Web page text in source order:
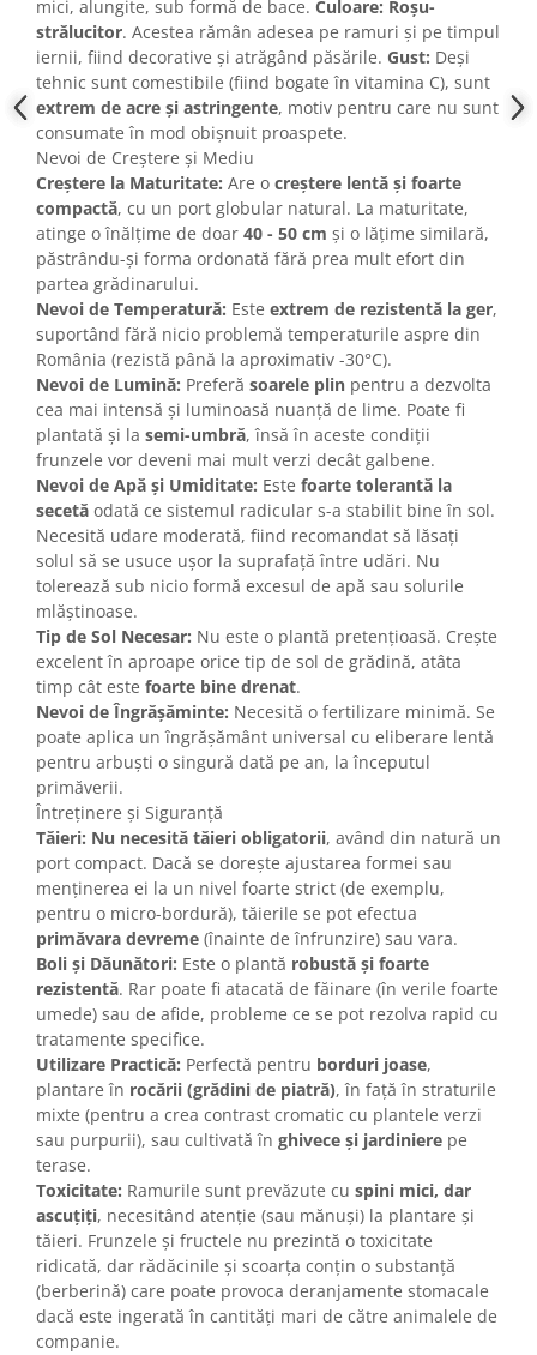
mici, alungite, sub formă de bace. Culoare: Roșu-
strălucitor. Acestea rămân adesea pe ramuri și pe timpul
iernii, fiind decorative și atrăgând păsările. Gust: Deși
tehnic sunt comestibile (fiind bogate în vitamina C), sunt
extrem de acre și astringente, motiv pentru care nu sunt
consumate în mod obișnuit proaspete.
Nevoi de Creștere și Mediu
Creștere la Maturitate: Are o creștere lentă și foarte
compactă, cu un port globular natural. La maturitate,
atinge o înălțime de doar 40 - 50 cm și o lățime similară,
păstrându-și forma ordonată fără prea mult efort din
partea grădinarului.
Nevoi de Temperatură: Este extrem de rezistentă la ger,
suportând fără nicio problemă temperaturile aspre din
România (rezistă până la aproximativ -30°C).
Nevoi de Lumină: Preferă soarele plin pentru a dezvolta
cea mai intensă și luminoasă nuanță de lime. Poate fi
plantată și la semi-umbră, însă în aceste condiții
frunzele vor deveni mai mult verzi decât galbene.
Nevoi de Apă și Umiditate: Este foarte tolerantă la
secetă odată ce sistemul radicular s-a stabilit bine în sol.
Necesită udare moderată, fiind recomandat să lăsați
solul să se usuce ușor la suprafață între udări. Nu
tolerează sub nicio formă excesul de apă sau solurile
mlăștinoase.
Tip de Sol Necesar: Nu este o plantă pretențioasă. Crește
excelent în aproape orice tip de sol de grădină, atâta
timp cât este foarte bine drenat.
Nevoi de Îngrășăminte: Necesită o fertilizare minimă. Se
poate aplica un îngrășământ universal cu eliberare lentă
pentru arbuști o singură dată pe an, la începutul
primăverii.
Întreținere și Siguranță
Tăieri: Nu necesită tăieri obligatorii, având din natură un
port compact. Dacă se dorește ajustarea formei sau
menținerea ei la un nivel foarte strict (de exemplu,
pentru o micro-bordură), tăierile se pot efectua
primăvara devreme (înainte de înfrunzire) sau vara.
Boli și Dăunători: Este o plantă robustă și foarte
rezistentă. Rar poate fi atacată de făinare (în verile foarte
umede) sau de afide, probleme ce se pot rezolva rapid cu
tratamente specifice.
Utilizare Practică: Perfectă pentru borduri joase,
plantare în rocării (grădini de piatră), în față în straturile
mixte (pentru a crea contrast cromatic cu plantele verzi
sau purpurii), sau cultivată în ghivece și jardiniere pe
terase.
Toxicitate: Ramurile sunt prevăzute cu spini mici, dar
ascuțiți, necesitând atenție (sau mănuși) la plantare și
tăieri. Frunzele și fructele nu prezintă o toxicitate
ridicată, dar rădăcinile și scoarța conțin o substanță
(berberină) care poate provoca deranjamente stomacale
dacă este ingerată în cantități mari de către animalele de
companie.